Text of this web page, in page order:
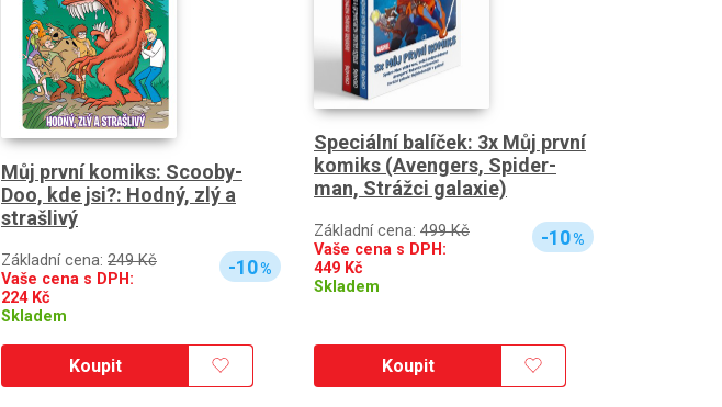
Můj první komiks: Scooby-
Doo, kde jsi?: Hodný, zlý a
strašlivý
Základní cena: 249 Kč
Vaše cena s DPH:
224Kč
Skladem
-10%
Koupit
Speciální balíček: 3x Můj první
komiks (Avengers, Spider-
man, Strážci galaxie)
Základní cena: 499 Kč
Vaše cena s DPH:
449 Kč
Skladem
-10%
Koupit